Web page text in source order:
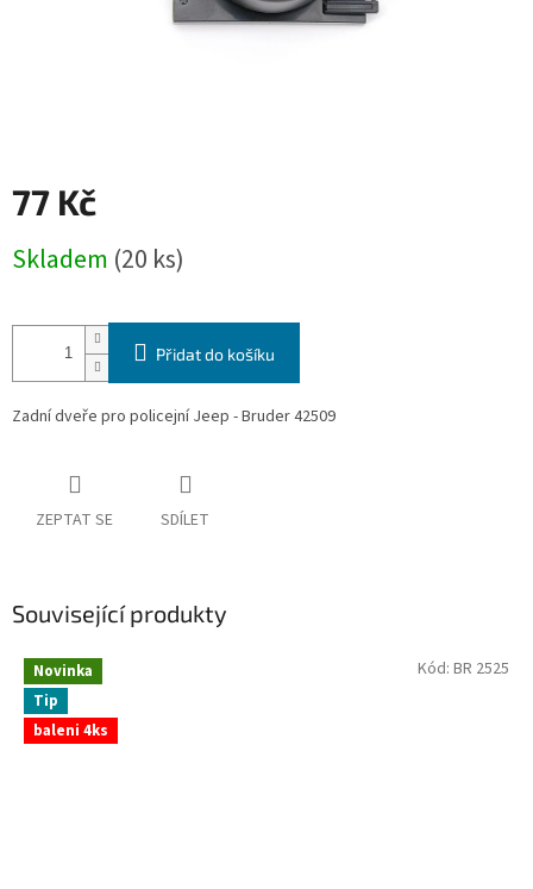
77 Kč
cena:
Skladem (20 ks)
Přidat do košíku
Zadní dveře pro policejní Jeep - Bruder 42509
ZEPTAT SE SDÍLET
Související produkty
Novinka
Tip
baleni 4ks
Kód: BR 2525